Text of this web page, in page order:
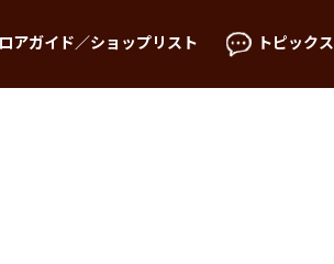
アガイド／ショップリスト トピックス